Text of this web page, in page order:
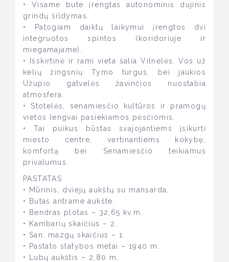
• Visame bute įrengtas autonominis dujinis
grindų šildymas.
• Patogiam daiktų laikymui įrengtos dvi
integruotos spintos (koridoriuje ir
miegamajame).
• Išskirtinė ir rami vieta šalia Vilnelės. Vos už
kelių žingsnių Tymo turgus, bei jaukios
Užupio gatvelės žavinčios nuostabia
atmosfera.
• Stotelės, senamiesčio kultūros ir pramogų
vietos lengvai pasiekiamos pėsčiomis.
• Tai puikus būstas svajojantiems įsikurti
miesto centre, vertinantiems kokybę,
komfortą bei Senamiesčio teikiamus
privalumus.
PASTATAS
• Mūrinis, dviejų aukštų su mansarda.
• Butas antrame aukšte.
• Bendras plotas – 32,65 kv.m.
• Kambarių skaičius – 2.
• San. mazgų skaičius – 1.
• Pastato statybos metai – 1940 m.
• Lubų aukštis – 2,80 m.